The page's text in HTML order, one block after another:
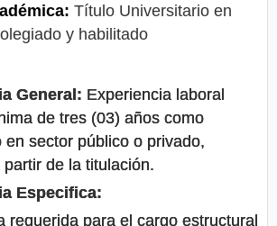
Título Universitario en
y habilitado
General: Experiencia laboral
de tres (03) años como
en sector público o privado,
de la titulación.
Especifica:
requerida para el cargo estructural